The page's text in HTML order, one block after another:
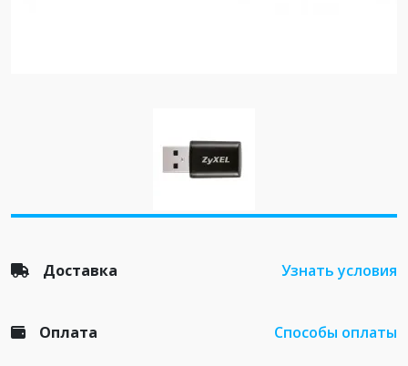
Доставка Узнать условия
Оплата Способы оплаты